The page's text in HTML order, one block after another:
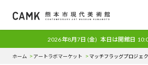
2026年8月7日 (金) 本日は開館日
ホーム アートラボマーケット マッチフラッグプロジェ